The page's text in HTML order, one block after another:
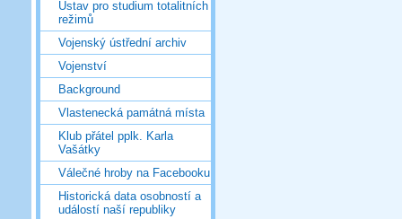
Ústav pro studium totalitních
režimů
Vojenský ústřední archiv
Vojenství
Background
Vlastenecká památná místa
Klub přátel pplk. Karla
Vašátky
Válečné hroby na Facebooku
Historická data osobností a
událostí naší republiky